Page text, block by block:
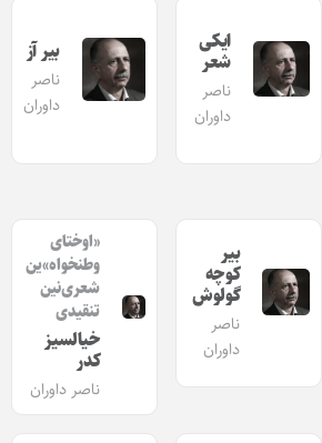
ایکی
شعر
ناصر
داوران
بیر آز
ناصر
داوران
بیر
کوچه
گولوش
ناصر
داوران
«اوختای
وطنخواه»ین
شعری‌نین
تنقیدی
خیالسیز
کدر
ناصر داوران